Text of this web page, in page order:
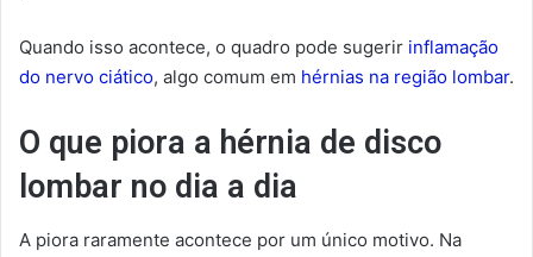
Quando isso acontece, o quadro pode sugerir inflamação
do nervo ciático, algo comum em hérnias na região lombar.
O que piora a hérnia de disco
lombar no dia a dia
A piora raramente acontece por um único motivo. Na